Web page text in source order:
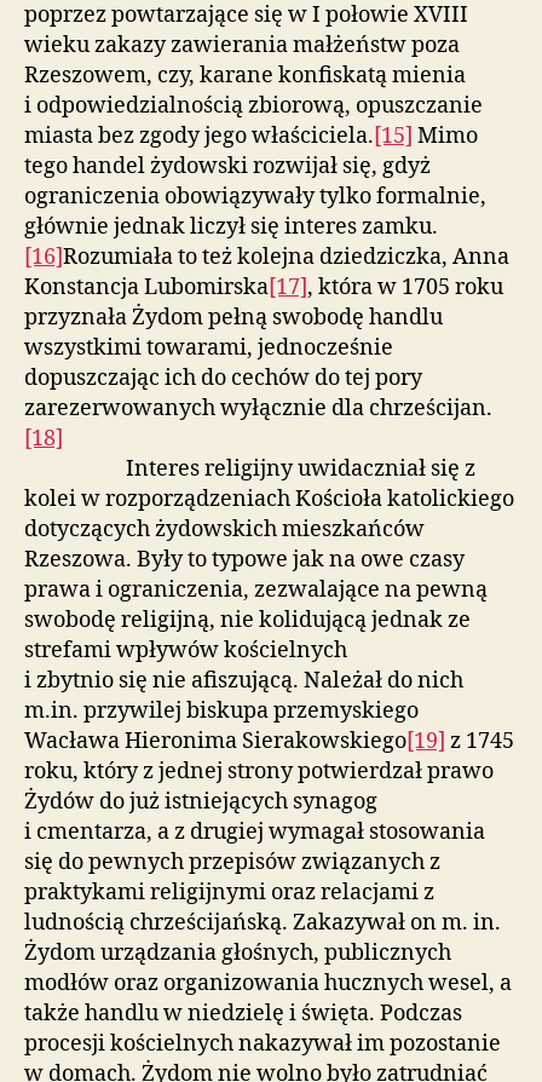
poprzez powtarzające się w I połowie XVIII
wieku zakazy zawierania małżeństw poza
Rzeszowem, czy, karane konfiskatą mienia
i odpowiedzialnością zbiorową, opuszczanie
miasta bez zgody jego właściciela.[15] Mimo
tego handel żydowski rozwijał się, gdyż
ograniczenia obowiązywały tylko formalnie,
głównie jednak liczył się interes zamku.
[16]Rozumiała to też kolejna dziedziczka, Anna
Konstancja Lubomirska[17], która w 1705 roku
przyznała Żydom pełną swobodę handlu
wszystkimi towarami, jednocześnie
dopuszczając ich do cechów do tej pory
zarezerwowanych wyłącznie dla chrześcijan.
[18]
Interes religijny uwidaczniał się z
kolei w rozporządzeniach Kościoła katolickiego
dotyczących żydowskich mieszkańców
Rzeszowa. Były to typowe jak na owe czasy
prawa i ograniczenia, zezwalające na pewną
swobodę religijną, nie kolidującą jednak ze
strefami wpływów kościelnych
i zbytnio się nie afiszującą. Należał do nich
m.in. przywilej biskupa przemyskiego
Wacława Hieronima Sierakowskiego[19] z 1745
roku, który z jednej strony potwierdzał prawo
Żydów do już istniejących synagog
i cmentarza, a z drugiej wymagał stosowania
się do pewnych przepisów związanych z
praktykami religijnymi oraz relacjami z
ludnością chrześcijańską. Zakazywał on m. in.
Żydom urządzania głośnych, publicznych
modłów oraz organizowania hucznych wesel, a
także handlu w niedzielę i święta. Podczas
procesji kościelnych nakazywał im pozostanie
w domach. Żydom nie wolno było zatrudniać